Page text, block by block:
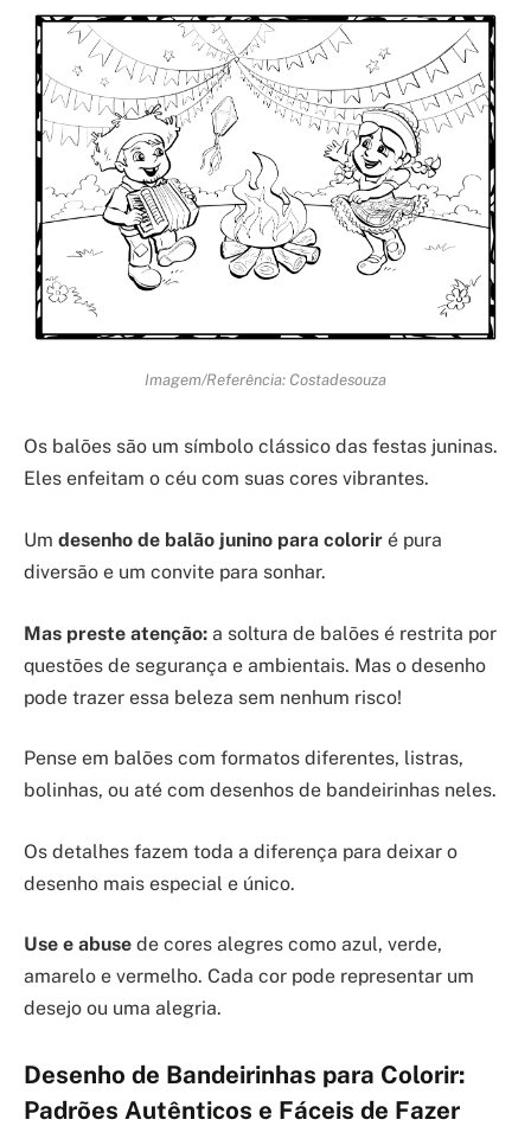
Imagem/Referência: Costadesouza
Os balões são um símbolo clássico das festas juninas.
Eles enfeitam o céu com suas cores vibrantes.
Um desenho de balão junino para colorir é pura
diversão e um convite para sonhar.
Mas preste atenção: a soltura de balões é restrita por
questões de segurança e ambientais. Mas o desenho
pode trazer essa beleza sem nenhum risco!
Pense em balões com formatos diferentes, listras,
bolinhas, ou até com desenhos de bandeirinhas neles.
Os detalhes fazem toda a diferença para deixar o
desenho mais especial e único.
Use e abuse de cores alegres como azul, verde,
amarelo e vermelho. Cada cor pode representar um
desejo ou uma alegria.
Desenho de Bandeirinhas para Colorir:
Padrões Autênticos e Fáceis de Fazer